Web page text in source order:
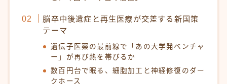
脳卒中後遺症と再生医療が交差する新国策
テーマ
遺伝子医薬の最前線で「あの大学発ベンチャ
ー」が再び熱を帯びるか
数百円台で眠る、細胞加工と神経修復のダー
クホース